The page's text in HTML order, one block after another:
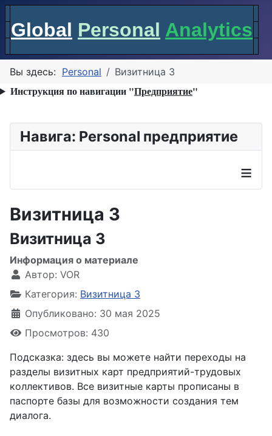
Global Personal Analytics
Вы здесь: Personal Визитница 3
Инструкция по навигации "Предприятие"
Навига: Personal предприятие
≡
Визитница 3
Визитница 3
Информация о материале
Автор: VOR
Категория: Визитница 3
Опубликовано: 30 мая 2025
Просмотров: 430
Подсказка: здесь вы можете найти переходы на
разделы визитных карт предприятий-трудовых
коллективов. Все визитные карты прописаны в
паспорте базы для возможности создания тем
диалога.